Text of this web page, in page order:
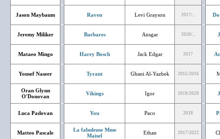
Jason Maybaum Raven Levi Grayson 2017/...
Jeremy Miliker Barbares Ansgar 2020/...
Mataeo Mingo Harry Bosch Jack Edgar 2017
Yousef Naseer Tyrant Ghani Al-Yazbek 2015/2016
Oran Glynn
O'Donovan
Vikings Igor 2019/2020
Luca Padovan You Paco 2018
Matteo Pascale
La fabuleuse Mme
Maisel
Ethan 2017/2022